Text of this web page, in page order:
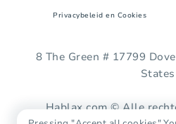
Privacybeleid en Cookies
8 The Green # 17799
States
Hablax.com © Alle